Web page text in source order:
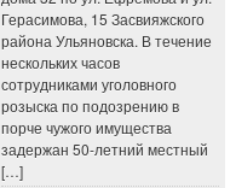
Герасимова, 15 Засвияжского
района Ульяновска. В течение
нескольких часов
сотрудниками уголовного
розыска по подозрению в
порче чужого имущества
задержан 50-летний местный
[…]